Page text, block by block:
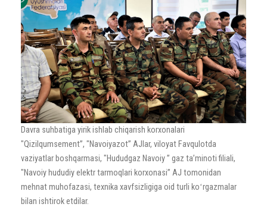
Davra suhbatiga yirik ishlab chiqarish korxonalari
"Qizilqumsement”, "Navoiyazot” AJlar, viloyat Favqulotda
vaziyatlar boshqarmasi, "Hududgaz Navoiy ” gaz taʼminoti filiali,
"Navoiy hududiy elektr tarmoqlari korxonasi” AJ tomonidan
mehnat muhofazasi, texnika xavfsizligiga oid turli koʻrgazmalar
bilan ishtirok etdilar.